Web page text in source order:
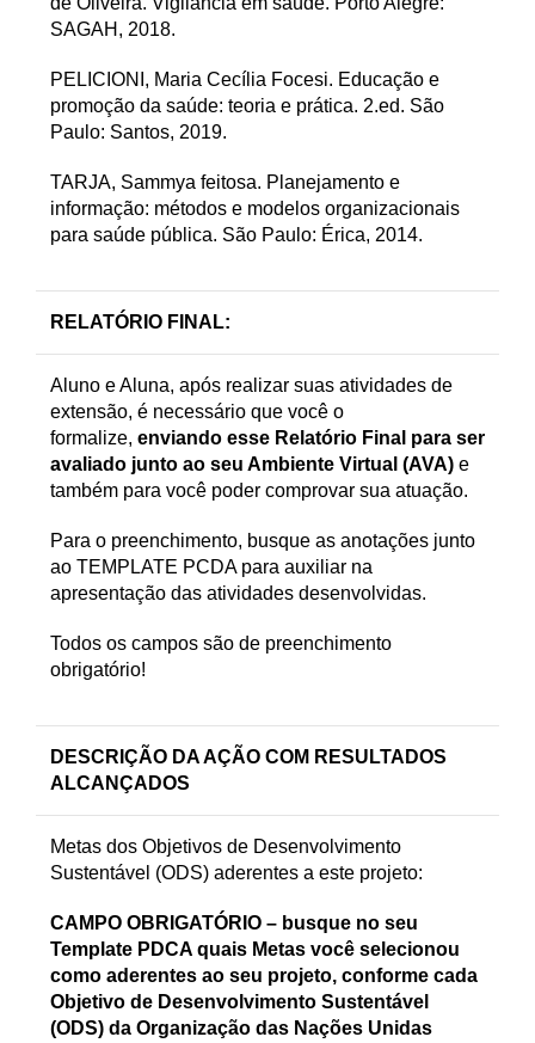
SAGAH, 2018.
PELICIONI, Maria Cecília Focesi. Educação e
promoção da saúde: teoria e prática. 2.ed. São
Paulo: Santos, 2019.
TARJA, Sammya feitosa. Planejamento e
informação: métodos e modelos organizacionais
para saúde pública. São Paulo: Érica, 2014.
RELATÓRIO FINAL:
Aluno e Aluna, após realizar suas atividades de
extensão, é necessário que você o
formalize, enviando esse Relatório Final para ser
avaliado junto ao seu Ambiente Virtual (AVA) e
também para você poder comprovar sua atuação.
Para o preenchimento, busque as anotações junto
ao TEMPLATE PCDA para auxiliar na
apresentação das atividades desenvolvidas.
Todos os campos são de preenchimento
obrigatório!
DESCRIÇÃO DA AÇÃO COM RESULTADOS
ALCANÇADOS
Metas dos Objetivos de Desenvolvimento
Sustentável (ODS) aderentes a este projeto:
CAMPO OBRIGATÓRIO – busque no seu
Template PDCA quais Metas você selecionou
como aderentes ao seu projeto, conforme cada
Objetivo de Desenvolvimento Sustentável
(ODS) da Organização das Nações Unidas